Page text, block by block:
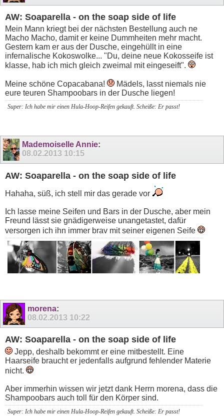
AW: Soaparella - on the soap side of life
Mein Mann kriegt bei der nächsten Bestellung auch ne
Macho Macho, damit er keine Dummheiten mehr macht.
Gestern kam er aus der Dusche, eingehüllt in eine
infernalische Kokoswolke... "Du, deine neue Kokosseife ist
klasse, hab ich mich gleich zweimal mit eingeseift".
Meine schöne Copacabana!
Mädels, lasst niemals nie
eure teuren Shampoobars in der Dusche liegen!
Super: Ich habe mir einen Hula-Hoop-Reifen gekauft. Scheiße: Er passt!
Mademoiselle Annie:
08.02.2013 10:15
AW: Soaparella - on the soap side of life
Hahaha, süß, ich stell mir das gerade vor
Ich lasse meine Seifen und Bars in der Dusche, aber mein
Freund lässt sie gnädigerweise unangetastet, dafür
versorgen ich ihn immer brav mit seiner eigenen Seife
morena:
08.02.2013 10:22
AW: Soaparella - on the soap side of life
Jepp, deshalb bekommt er eine mitbestellt. Eine
Haarseife braucht er jedenfalls aufgrund fehlender Materie
nicht.
Aber immerhin wissen wir jetzt dank Herrn morena, dass die
Shampoobars auch toll für den Körper sind.
Super: Ich habe mir einen Hula-Hoop-Reifen gekauft. Scheiße: Er passt!